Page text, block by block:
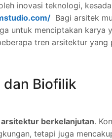
inovasi teknologi,
Bagi arsitek
untuk menciptakan karya
tren arsitektur
dan Biofilik
arsitektur berkelanjutan.
tetapi juga